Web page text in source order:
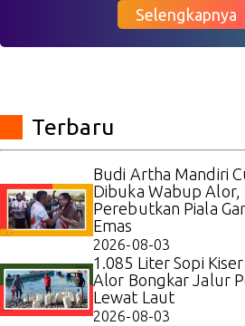
Selengkapnya
Terbaru
Budi Artha Mandiri
Dibuka Wabup Alor,
Perebutkan Piala
Emas
2026-08-03
1.085 Liter Sopi
Alor Bongkar Jalur
Lewat Laut
2026-08-03